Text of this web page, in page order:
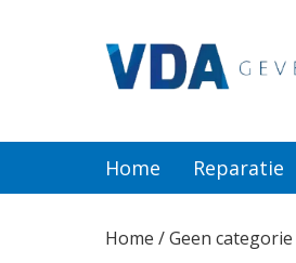
Home Reparatie
Home /Geen categorie